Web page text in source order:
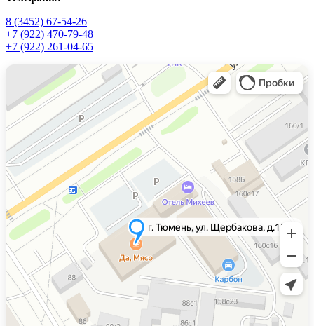
8 (3452) 67-54-26
+7 (922) 470-79-48
+7 (922) 261-04-65